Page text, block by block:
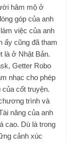
hâm mộ ở
góp của anh
việc của anh
ấy cũng đã tham
là ở Nhật Bản.
Getter Robo
nhạc cho phép
cốt truyện.
trình và
năng của anh
cao. Dù là trong
cảnh xúc